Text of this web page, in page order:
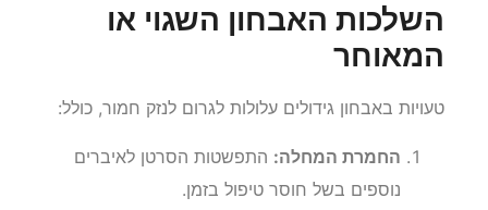
השלכות האבחון השגוי או
המאוחר
טעויות באבחון גידולים עלולות לגרום לנזק חמור, כולל:
החמרת המחלה: התפשטות הסרטן לאיברים
נוספים בשל חוסר טיפול בזמן.